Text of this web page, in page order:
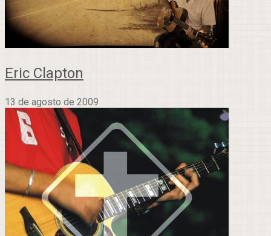
Eric Clapton
13 de agosto de 2009